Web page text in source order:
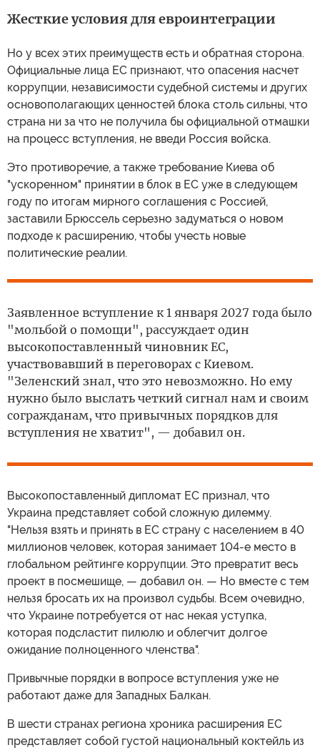
Жесткие условия для евроинтеграции
Но у всех этих преимуществ есть и обратная сторона.
Официальные лица ЕС признают, что опасения насчет
коррупции, независимости судебной системы и других
основополагающих ценностей блока столь сильны, что
страна ни за что не получила бы официальной отмашки
на процесс вступления, не введи Россия войска.
Это противоречие, а также требование Киева об
"ускоренном" принятии в блок в ЕС уже в следующем
году по итогам мирного соглашения с Россией,
заставили Брюссель серьезно задуматься о новом
подходе к расширению, чтобы учесть новые
политические реалии.
Заявленное вступление к 1 января 2027 года было
"мольбой о помощи", рассуждает один
высокопоставленный чиновник ЕС,
участвовавший в переговорах с Киевом.
"Зеленский знал, что это невозможно. Но ему
нужно было выслать четкий сигнал нам и своим
согражданам, что привычных порядков для
вступления не хватит", — добавил он.
Высокопоставленный дипломат ЕС признал, что
Украина представляет собой сложную дилемму.
"Нельзя взять и принять в ЕС страну с населением в 40
миллионов человек, которая занимает 104-е место в
глобальном рейтинге коррупции. Это превратит весь
проект в посмешище, — добавил он. — Но вместе с тем
нельзя бросать их на произвол судьбы. Всем очевидно,
что Украине потребуется от нас некая уступка,
которая подсластит пилюлю и облегчит долгое
ожидание полноценного членства".
Привычные порядки в вопросе вступления уже не
работают даже для Западных Балкан.
В шести странах региона хроника расширения ЕС
представляет собой густой национальный коктейль из